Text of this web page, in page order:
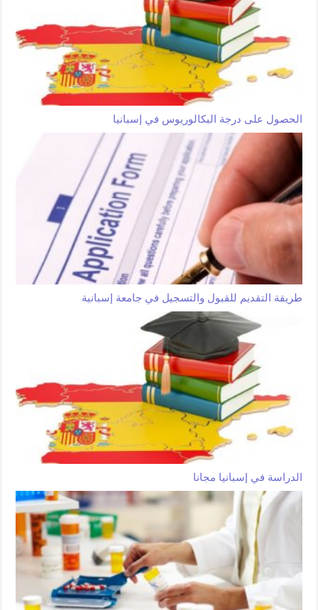
الحصول على درجة البكالوريوس في إسبانيا
طريقة التقديم للقبول والتسجيل في جامعة إسبانية
الدراسة في إسبانيا مجانا